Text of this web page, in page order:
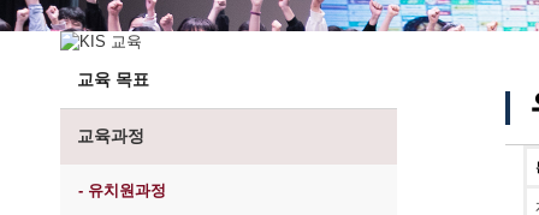
교육 목표
교육과정
- 유치원과정